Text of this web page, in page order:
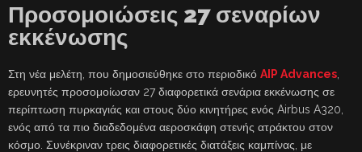
Προσομοιώσεις 27 σεναρίων
εκκένωσης
Στη νέα μελέτη, που δημοσιεύθηκε στο περιοδικό AIP Advances
ερευνητές προσομοίωσαν 27 διαφορετικά σενάρια εκκένωσης σε
περίπτωση πυρκαγιάς και στους δύο κινητήρες ενός Airbus A320,
ενός από τα πιο διαδεδομένα αεροσκάφη στενής ατράκτου στον
κόσμο. Συνέκριναν τρεις διαφορετικές διατάξεις καμπίνας, με